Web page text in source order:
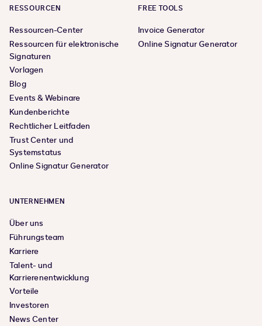
RESSOURCEN
Ressourcen-Center
Ressourcen für elektronische
Signaturen
Vorlagen
Blog
Events & Webinare
Kundenberichte
Rechtlicher Leitfaden
Trust Center und
Systemstatus
Online Signatur Generator
FREE TOOLS
Invoice Generator
Online Signatur Generator
UNTERNEHMEN
Über uns
Führungsteam
Karriere
Talent- und
Karrierenentwicklung
Vorteile
Investoren
News Center